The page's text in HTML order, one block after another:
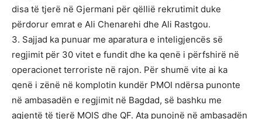
disa të tjerë në Gjermani për qëllië rekrutimit duke
përdorur emrat e Ali Chenarehi dhe Ali Rastgou.
3. Sajjad ka punuar me aparatura e inteligjencës së
regjimit për 30 vitet e fundit dhe ka qenë i përfshirë në
operacionet terroriste në rajon. Për shumë vite ai ka
qenë i zënë në komplotin kundër PMOI ndërsa punonte
në ambasadën e regjimit në Bagdad, së bashku me
agjentë të tjerë MOIS dhe QF. Ata punojnë në ambasadën